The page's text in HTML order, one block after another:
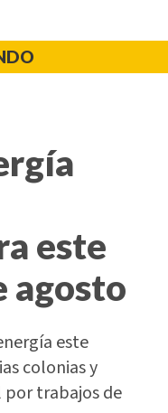
este
agosto
este
colonias y
trabajos de